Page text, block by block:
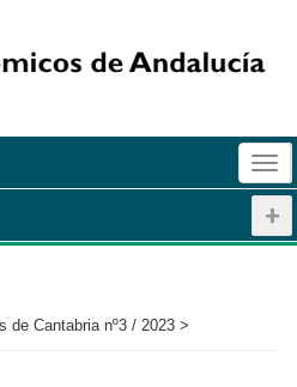
+
+
de Cantabria nº3 / 2023 >